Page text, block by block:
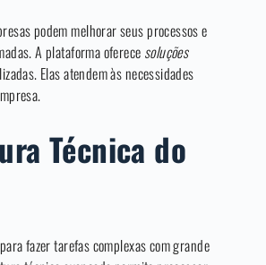
podem melhorar seus processos e
A plataforma oferece soluções
Elas atendem às necessidades
Técnica do
fazer tarefas complexas com grande